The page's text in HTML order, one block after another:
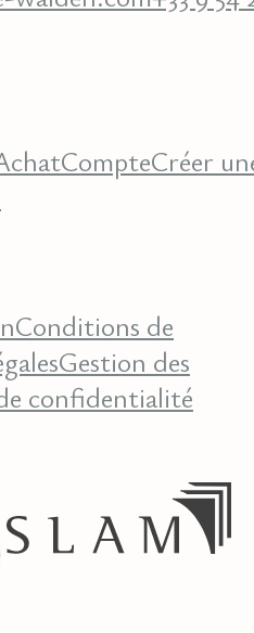
CompteCréer
Conditions de
Gestion des
confidentialité